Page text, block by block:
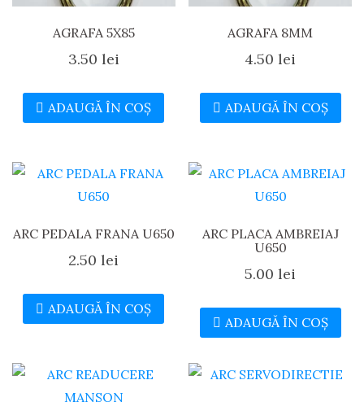
AGRAFA 5X85
3.50 lei
ADAUGĂ ÎN COȘ
AGRAFA 8MM
4.50lei
ADAUGĂ ÎN COȘ
ARC PEDALA FRANA U650
2.50lei
ADAUGĂ ÎN COȘ
ARC PLACA AMBREIAJ
U650
5.00lei
ADAUGĂ ÎN COȘ